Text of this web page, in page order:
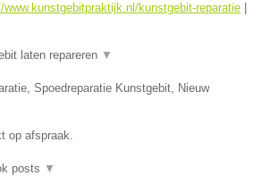
www.kunstgebitpraktijk.nl/kunstgebit-reparatie
laten repareren ▼
Spoedreparatie Kunstgebit, Nieuw
op afspraak.
posts ▼